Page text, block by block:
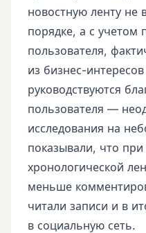
новостную ленту не
порядке, а с учетом
пользователя,
из бизнес-
руководствуются
пользователя —
исследования на
показывали, что
хронологической
меньше
читали записи и в
в социальную сеть.